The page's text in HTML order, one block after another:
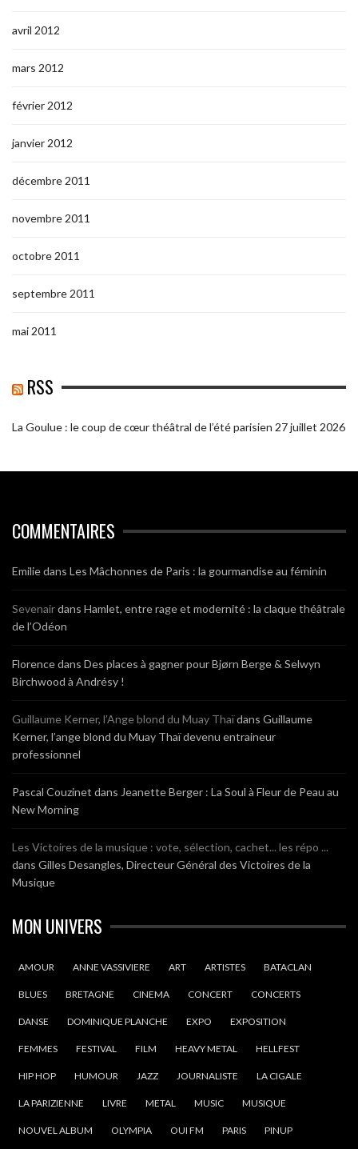
avril 2012
mars 2012
février 2012
janvier 2012
décembre 2011
novembre 2011
octobre 2011
septembre 2011
mai 2011
RSS
La Goulue : le coup de cœur théâtral de l’été parisien 27 juillet 2026
COMMENTAIRES
Emiliedans Les Mâchonnes de Paris : la gourmandise au féminin
Sevenairdans Hamlet, entre rage et modernité : la claque théâtrale
de l’Odéon
Florencedans Des places à gagner pour Bjørn Berge & Selwyn
Birchwood à Andrésy !
Guillaume Kerner, l’Ange blond du Muay Thaïdans Guillaume
Kerner, l’ange blond du Muay Thaï devenu entraineur
professionnel
Pascal Couzinet dans Jeanette Berger : La Soul à Fleur de Peau au
New Morning
Les Victoires de la musique : vote, sélection, cachet... les répo ...
dans Gilles Desangles, Directeur Général des Victoires de la
Musique
MON UNIVERS
AMOUR ANNE VASSIVIERE ART ARTISTES BATACLAN
BLUES BRETAGNE CINEMA CONCERT CONCERTS
DANSE DOMINIQUE PLANCHE EXPO EXPOSITION
FEMMES FESTIVAL FILM HEAVY METAL HELLFEST
HIP HOP HUMOUR JAZZ JOURNALISTE LA CIGALE
LA PARIZIENNE LIVRE METAL MUSIC MUSIQUE
NOUVEL ALBUM OLYMPIA OUI FM PARIS PINUP